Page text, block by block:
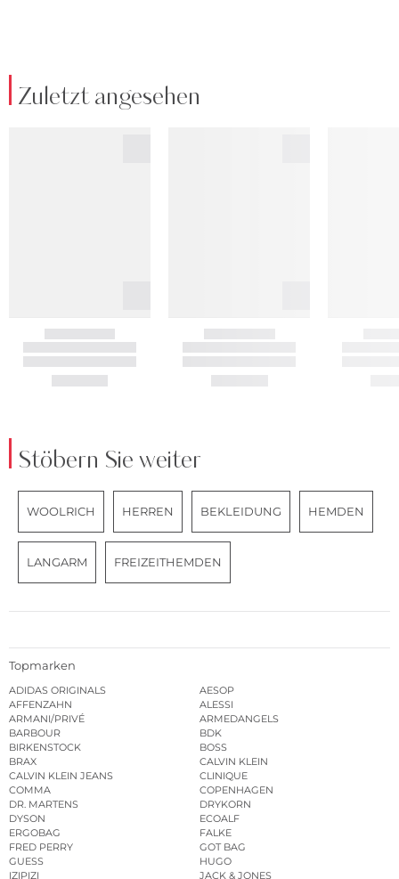
Zuletzt angesehen
Stöbern Sie weiter
WOOLRICH HERREN BEKLEIDUNG HEMDEN
LANGARM FREIZEITHEMDEN
Topmarken
ADIDAS ORIGINALS
AESOP
AFFENZAHN
ALESSI
ARMANI/PRIVÉ
ARMEDANGELS
BARBOUR
BDK
BIRKENSTOCK
BOSS
BRAX
CALVIN KLEIN
CALVIN KLEIN JEANS
CLINIQUE
COMMA
COPENHAGEN
DR. MARTENS
DRYKORN
DYSON
ECOALF
ERGOBAG
FALKE
FRED PERRY
GOT BAG
GUESS
HUGO
IZIPIZI
JACK & JONES